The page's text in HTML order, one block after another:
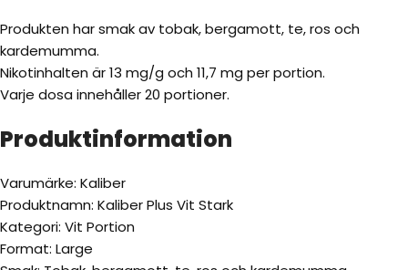
Produkten har smak av tobak, bergamott, te, ros och
kardemumma.
Nikotinhalten är 13 mg/g och 11,7 mg per portion.
Varje dosa innehåller 20 portioner.
Produktinformation
Varumärke: Kaliber
Produktnamn: Kaliber Plus Vit Stark
Kategori: Vit Portion
Format: Large